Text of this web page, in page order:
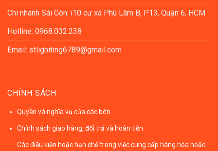
Chi nhánh Sài Gòn: i10 cư xá Phú Lâm B, P.13, Quận 6, HCM
Hotline: 0968.032.238
Email: stlighiting6789@gmail.com
CHÍNH SÁCH
Quyền và nghĩa vụ của các bên
Chính sách giao hàng, đổi trả và hoàn tiền
Các điều kiện hoặc hạn chế trong việc cung cấp hàng hóa hoặc